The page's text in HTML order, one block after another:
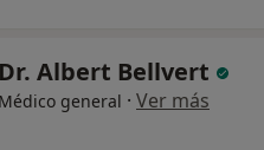
Dr. Albert Bellvert
Médico general · Ver más